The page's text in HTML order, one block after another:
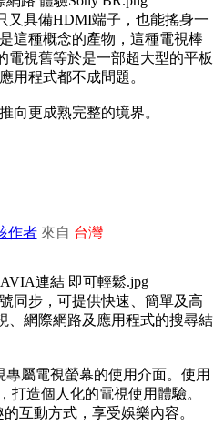
又具備HDMI端子，也能搖身一
這種概念的產物，這種電視棒
電視舊等於是一部超大型的平板
用程式都不成問題。
向更成熟完整的境界。
作者來自 台灣
同步，可提供快速、簡單及高
、網際網路及應用程式的搜尋結
專屬電視螢幕的使用介面。使用
打造個人化的電視使用體驗。
互動方式，享受娛樂內容。